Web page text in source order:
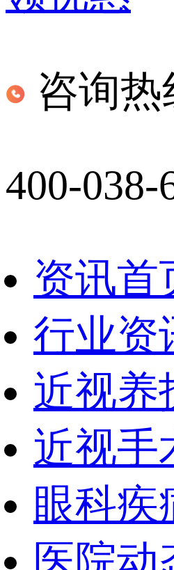
咨询热
400-038-
资讯首
行业资
近视养
近视手
眼科疾
医院动